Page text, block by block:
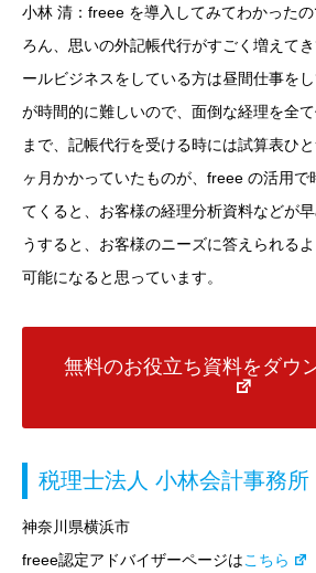
小林 清：freee を導入してみてわかった
ろん、思いの外記帳代行がすごく増えて
ールビジネスをしている方は昼間仕事を
が時間的に難しいので、面倒な経理を全
まで、記帳代行を受ける時には試算表ひ
ヶ月かかっていたものが、freee の活用で
てくると、お客様の経理分析資料などが
うすると、お客様のニーズに答えられる
可能になると思っています。
無料のお役立ち資料をダウ
税理士法人 小林会計事務所
神奈川県横浜市
freee認定アドバイザーページはこちら